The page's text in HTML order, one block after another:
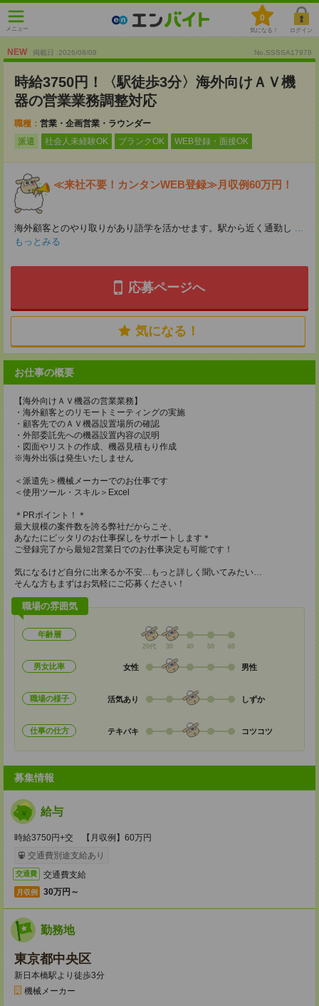
メニュー
0
気になる！ ログイン
NEW 掲載日 :2026/08/08 No.SSSSA17978
時給3750円！〈駅徒歩3分〉海外向けＡＶ機
器の営業業務調整対応
職種： 営業・企画営業・ラウンダー
派遣
社会人未経験OK ブランクOK WEB登録・面接OK
≪来社不要！カンタンWEB登録≫月収例60万円！
海外顧客とのやり取りがあり語学を活かせます。駅から近く通勤し ...
もっとみる
応募ページへ
気になる！
お仕事の概要
【海外向けＡＶ機器の営業業務】
・海外顧客とのリモートミーティングの実施
・顧客先でのＡＶ機器設置場所の確認
・外部委託先への機器設置内容の説明
・図面やリストの作成、機器見積もり作成
※海外出張は発生いたしません
＜派遣先＞機械メーカーでのお仕事です
＜使用ツール・スキル＞Excel
＊PRポイント！＊
最大規模の案件数を誇る弊社だからこそ、
あなたにピッタリのお仕事探しをサポートします＊
ご登録完了から最短2営業日でのお仕事決定も可能です！
気になるけど自分に出来るか不安…もっと詳しく聞いてみたい…
そんな方もまずはお気軽にご応募ください！
職場の雰囲気
年齢層
20代 30 40 50 60
男女比率 女性 男性
職場の様子 活気あり しずか
仕事の仕方 テキパキ コツコツ
募集情報
給与
時給3750円+交 【月収例】60万円
交通費別途支給あり
交通費 交通費支給
月収例 30万円～
勤務地
東京都中央区
新日本橋駅より徒歩3分
機械メーカー